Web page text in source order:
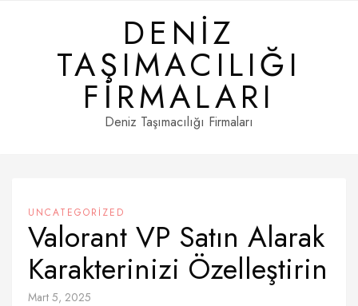
DENIZ
TAŞIMACILIĞI
FIRMALARI
Deniz Taşımacılığı Firmaları
UNCATEGORIZED
Valorant VP Satın Alarak
Karakterinizi Özelleştirin
Mart 5, 2025